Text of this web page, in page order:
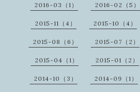
2016-03（1） 2016-02（5）
2015-11（4） 2015-10（4）
2015-08（6） 2015-07（2）
2015-04（1） 2015-01（2）
2014-10（3） 2014-09（1）